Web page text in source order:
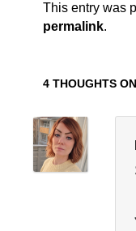
This entry was
permalink.
4 THOUGHTS